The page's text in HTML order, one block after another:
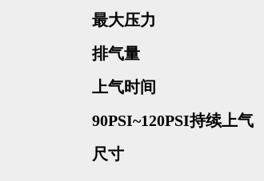
最大压力
排气量
上气时间
90PSI~120PSI持续上气
尺寸